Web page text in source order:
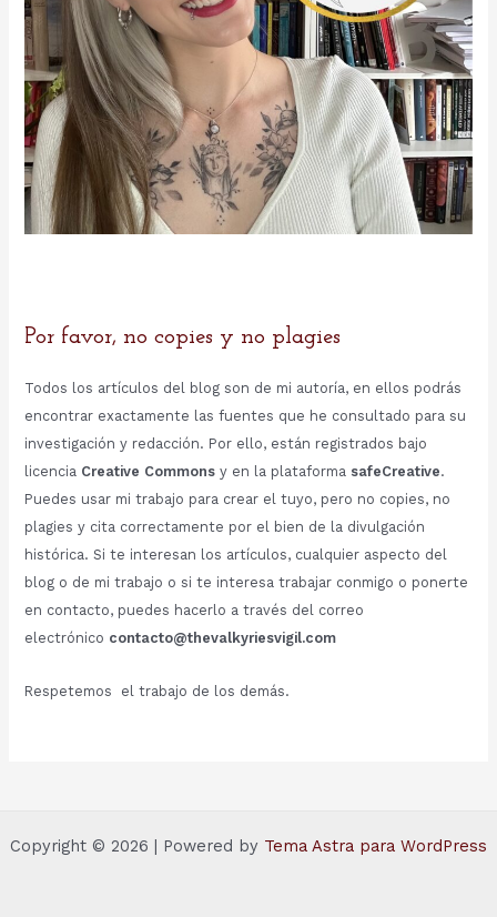
Por favor, no copies y no plagies
Todos los artículos del blog son de mi autoría, en ellos podrás
encontrar exactamente las fuentes que he consultado para su
investigación y redacción. Por ello, están registrados bajo
licencia Creative Commonsy en la plataforma safeCreative.
Puedes usar mi trabajo para crear el tuyo, pero no copies, no
plagies y cita correctamente por el bien de la divulgación
histórica. Si te interesan los artículos, cualquier aspecto del
blog o de mi trabajo o si te interesa trabajar conmigo o ponerte
en contacto, puedes hacerlo a través del correo
electrónico contacto@thevalkyriesvigil.com
Respetemos el trabajo de los demás.
Copyright © 2026 | Powered by Tema Astra para WordPress